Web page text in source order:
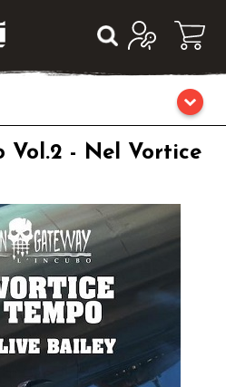
Vol.2 - Nel Vortice